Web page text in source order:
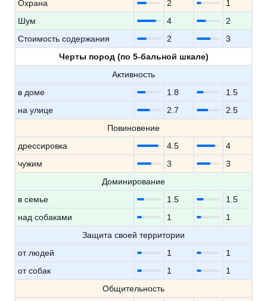
Охрана
2
1
Шум
4
2
Стоимость содержания
2
3
Черты пород (по 5-бальной шкале)
Активность
в доме
1.8
1.5
на улице
2.7
2.5
Повиновение
дрессировка
4.5
4
чужим
3
3
Доминирование
в семье
1.5
1.5
над собаками
1
1
Защита своей территории
от людей
1
1
от собак
1
1
Общительность